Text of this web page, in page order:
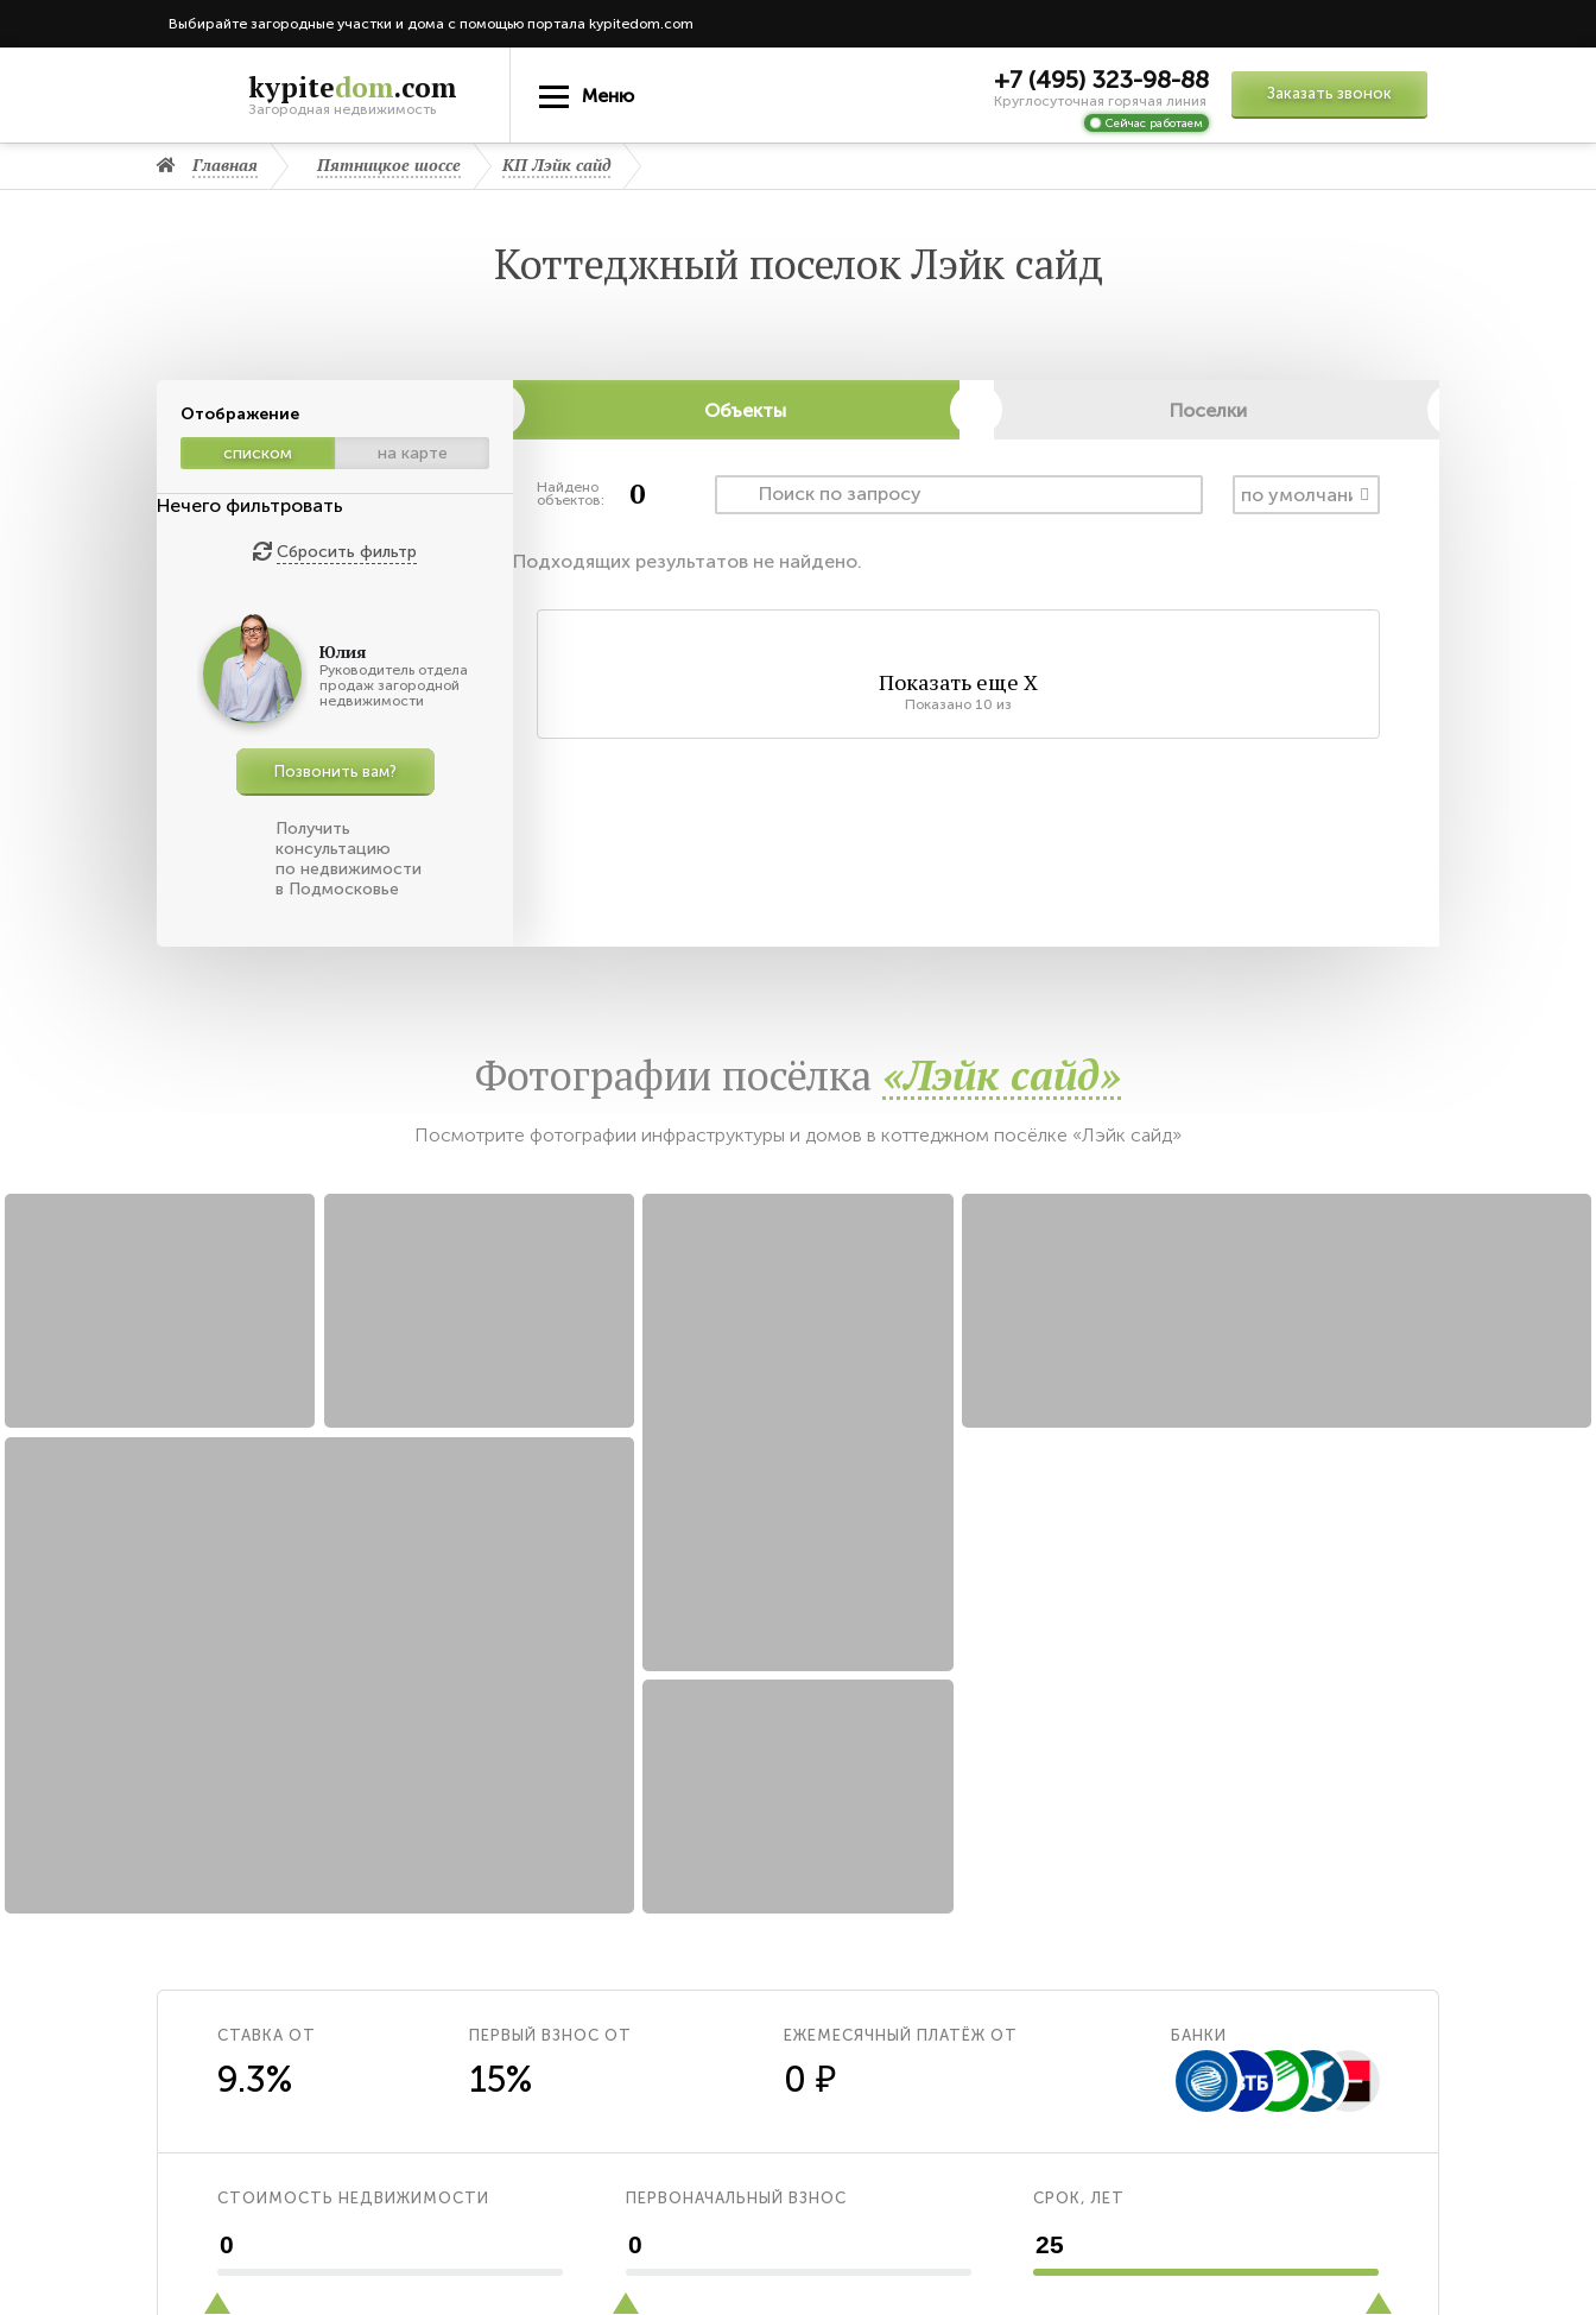
Выбирайте загородные участки и дома с помощью портала kypitedom.com
kypitedom.com
Загородная недвижимость
Меню
+7 (495) 323-98-88
Круглосуточная горячая линия
Сейчас работаем
Заказать звонок
Главная Пятницкое шоссе КП Лэйк сайд
Коттеджный поселок Лэйк сайд
Отображение
списком
на карте
Нечего фильтровать
Сбросить фильтр
Юлия
Руководитель отдела
продаж загородной
недвижимости
Позвонить вам?
Получить
консультацию
по недвижимости
в Подмосковье
Объекты Поселки
Найдено
объектов: 0
Подходящих результатов не найдено.
Показать еще X
Показано 10 из
Фотографии посёлка «Лэйк сайд»
Посмотрите фотографии инфраструктуры и домов в коттеджном посёлке «Лэйк сайд»
СТАВКА ОТ
9.3%
ПЕРВЫЙ ВЗНОС ОТ
15%
ЕЖЕМЕСЯЧНЫЙ ПЛАТЁЖ ОТ
0 ₽
БАНКИ
СТОИМОСТЬ НЕДВИЖИМОСТИ ПЕРВОНАЧАЛЬНЫЙ ВЗНОС СРОК, ЛЕТ